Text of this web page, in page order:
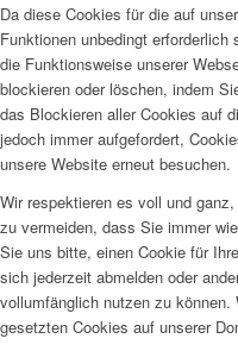
Da diese Cookies für die auf
Funktionen unbedingt
die Funktionsweise unserer
blockieren oder löschen, indem
das Blockieren aller Cookies auf
jedoch immer aufgefordert,
unsere Website erneut besuchen.
Wir respektieren es voll und
zu vermeiden, dass Sie immer
Sie uns bitte, einen Cookie für
sich jederzeit abmelden oder
vollumfänglich nutzen zu
gesetzten Cookies auf unserer